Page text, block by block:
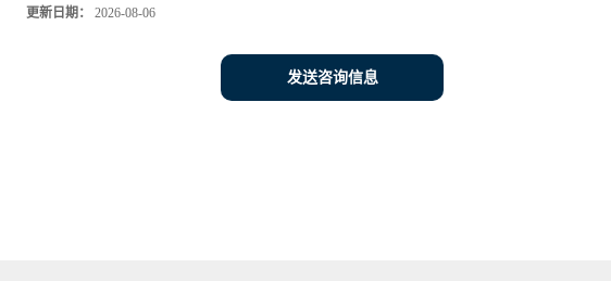
更新日期： 2026-08-06
发送咨询信息